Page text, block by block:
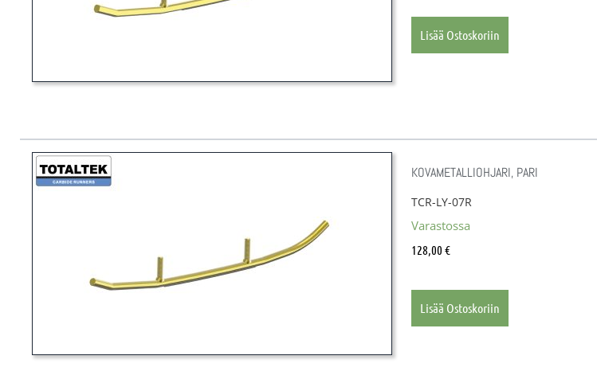
Lisää Ostoskoriin
KOVAMETALLIOHJARI, PARI
TCR-LY-07R
Varastossa
128,00 €
Lisää Ostoskoriin